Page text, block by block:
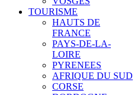
TOURISME
HAUTS DE
FRANCE
PAYS-DE-LA-
LOIRE
PYRENEES
AFRIQUE DU SUD
CORSE